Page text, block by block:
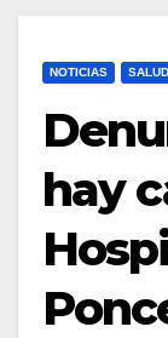
NOTICIAS SALUD
hay